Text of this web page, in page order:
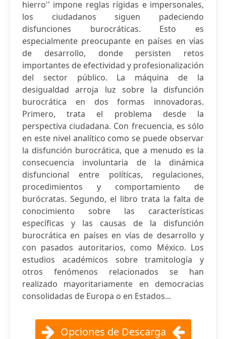
hierro'' impone reglas rígidas e impersonales,
los ciudadanos siguen padeciendo
disfunciones burocráticas. Esto es
especialmente preocupante en países en vías
de desarrollo, donde persisten retos
importantes de efectividad y profesionalización
del sector público. La máquina de la
desigualdad arroja luz sobre la disfunción
burocrática en dos formas innovadoras.
Primero, trata el problema desde la
perspectiva ciudadana. Con frecuencia, es sólo
en este nivel analítico como se puede observar
la disfunción burocrática, que a menudo es la
consecuencia involuntaria de la dinámica
disfuncional entre políticas, regulaciones,
procedimientos y comportamiento de
burócratas. Segundo, el libro trata la falta de
conocimiento sobre las características
específicas y las causas de la disfunción
burocrática en países en vías de desarrollo y
con pasados autoritarios, como México. Los
estudios académicos sobre tramitología y
otros fenómenos relacionados se han
realizado mayoritariamente en democracias
consolidadas de Europa o en Estados...
Opciones de Descarga